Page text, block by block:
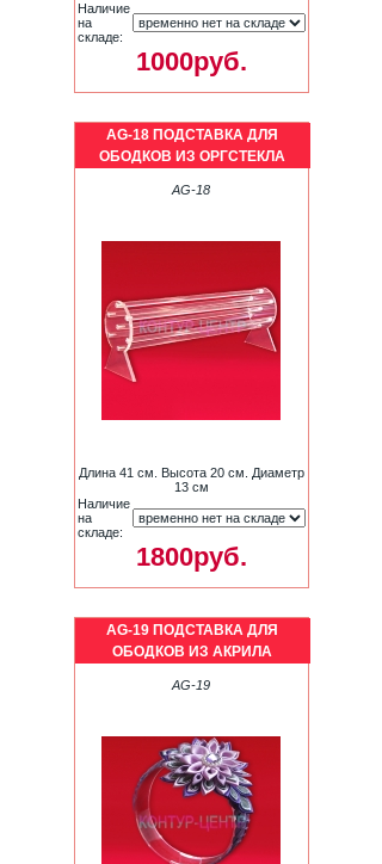
Наличие
на
складе:
1000руб.
AG-18 ПОДСТАВКА ДЛЯ
ОБОДКОВ ИЗ ОРГСТЕКЛА
AG-18
Длина 41 см. Высота 20 см. Диаметр
13 см
Наличие
на
складе:
1800руб.
AG-19 ПОДСТАВКА ДЛЯ
ОБОДКОВ ИЗ АКРИЛА
AG-19